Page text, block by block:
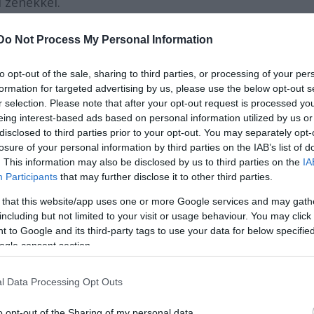
Not Process My Personal Information
opt-out of the sale, sharing to third parties, or processing of your
for targeted advertising by us, please use the below opt-out
selection. Please note that after your opt-out request is processed
interest-based ads based on personal information utilized by us
to third parties prior to your opt-out. You may separately
of your personal information by third parties on the IAB’s list of
This information may also be disclosed by us to third parties on the
Participants that may further disclose it to other third parties.
that this website/app uses one or more Google services and may
but not limited to your visit or usage behaviour. You may
to Google and its third-party tags to use your data for below
consent section.
Data Processing Opt Outs
a szomszédos Mohora pedig szülöttéről,
házában gazdag anyagot felvonultató
én lesz, így az emlékház is helyszíne
tűztük Móricz Zsigmond
körében nagy tetszésre találtak és sikeres
az evangélikus templomban,